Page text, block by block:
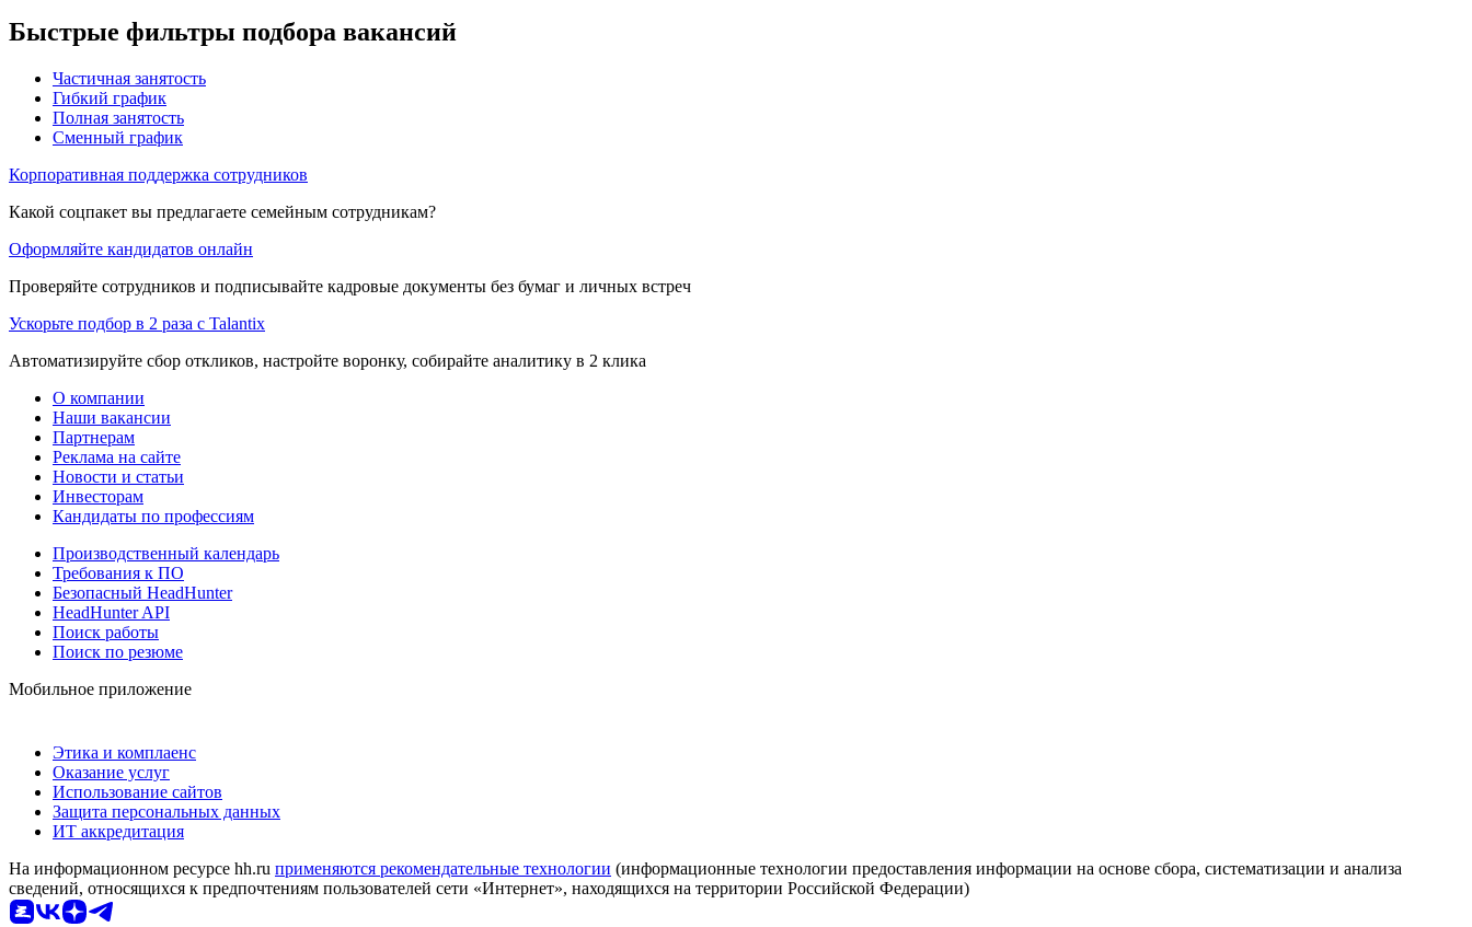
Быстрые фильтры подбора вакансий
Частичная занятость
Гибкий график
Полная занятость
Сменный график
Корпоративная поддержка сотрудников
Какой соцпакет вы предлагаете семейным сотрудникам?
Оформляйте кандидатов онлайн
Проверяйте сотрудников и подписывайте кадровые документы без бумаг и личных встреч
Ускорьте подбор в 2 раза с Talantix
Автоматизируйте сбор откликов, настройте воронку, собирайте аналитику в 2 клика
О компании
Наши вакансии
Партнерам
Реклама на сайте
Новости и статьи
Инвесторам
Кандидаты по профессиям
Производственный календарь
Требования к ПО
Безопасный HeadHunter
HeadHunter API
Поиск работы
Поиск по резюме
Мобильное приложение
Этика и комплаенс
Оказание услуг
Использование сайтов
Защита персональных данных
ИТ аккредитация
На информационном ресурсе hh.ru применяются рекомендательные технологии (информационные технологии предоставления информации на основе сбора, систематизации и анализа
сведений, относящихся к предпочтениям пользователей сети «Интернет», находящихся на территории Российской Федерации)